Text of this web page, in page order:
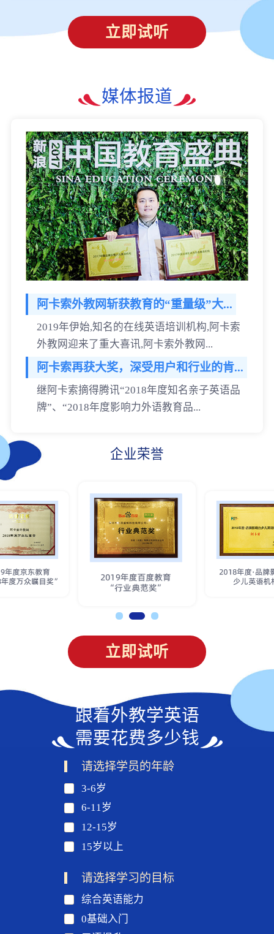
立即试听
媒体报道
阿卡索外教网斩获教育的“重量级”大...
2019年伊始,知名的在线英语培训机构,阿卡索
外教网迎来了重大喜讯,阿卡索外教网...
阿卡索再获大奖，深受用户和行业的肯...
继阿卡索摘得腾讯“2018年度知名亲子英语品
牌”、“2018年度影响力外语教育品...
企业荣誉
立即试听
跟着外教学英语
需要花费多少钱
请选择学员的年龄
3-6岁
6-11岁
12-15岁
15岁以上
请选择学习的目标
综合英语能力
0基础入门